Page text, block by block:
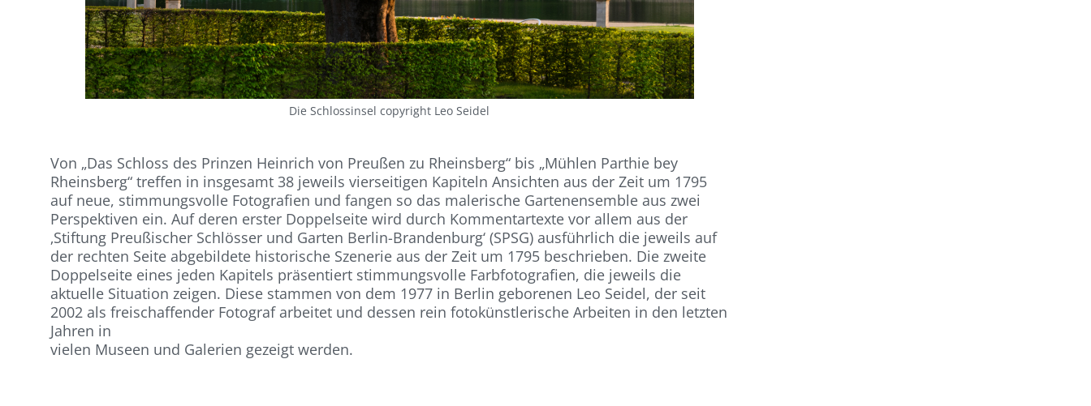
Die Schlossinsel copyright Leo Seidel
Von „Das Schloss des Prinzen Heinrich von Preußen zu Rheinsberg“ bis „Mühlen Parthie bey
Rheinsberg“ treffen in insgesamt 38 jeweils vierseitigen Kapiteln Ansichten aus der Zeit um 1795
auf neue, stimmungsvolle Fotografien und fangen so das malerische Gartenensemble aus zwei
Perspektiven ein. Auf deren erster Doppelseite wird durch Kommentartexte vor allem aus der
‚Stiftung Preußischer Schlösser und Garten Berlin-Brandenburg‘ (SPSG) ausführlich die jeweils auf
der rechten Seite abgebildete historische Szenerie aus der Zeit um 1795 beschrieben. Die zweite
Doppelseite eines jeden Kapitels präsentiert stimmungsvolle Farbfotografien, die jeweils die
aktuelle Situation zeigen. Diese stammen von dem 1977 in Berlin geborenen Leo Seidel, der seit
2002 als freischaffender Fotograf arbeitet und dessen rein fotokünstlerische Arbeiten in den letzten
Jahren in
vielen Museen und Galerien gezeigt werden.